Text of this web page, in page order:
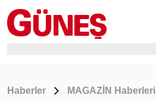
Haberler MAGAZİN Haberleri